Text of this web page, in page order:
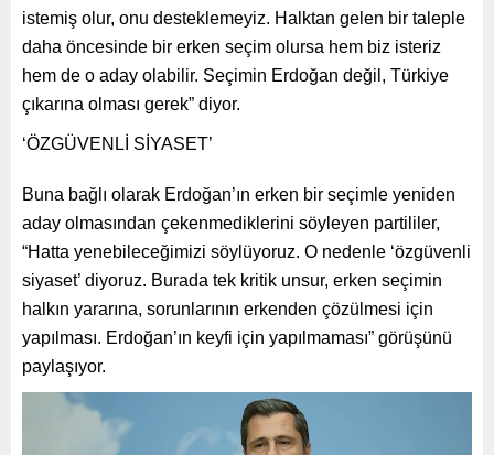
istemiş olur, onu desteklemeyiz. Halktan gelen bir taleple
daha öncesinde bir erken seçim olursa hem biz isteriz
hem de o aday olabilir. Seçimin Erdoğan değil, Türkiye
çıkarına olması gerek” diyor.
‘ÖZGÜVENLİ SİYASET’
Buna bağlı olarak Erdoğan’ın erken bir seçimle yeniden
aday olmasından çekenmediklerini söyleyen partililer,
“Hatta yenebileceğimizi söylüyoruz. O nedenle ‘özgüvenli
siyaset’ diyoruz. Burada tek kritik unsur, erken seçimin
halkın yararına, sorunlarının erkenden çözülmesi için
yapılması. Erdoğan’ın keyfi için yapılmaması” görüşünü
paylaşıyor.